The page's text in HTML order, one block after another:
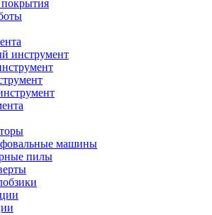
инструмент
машины
пилы